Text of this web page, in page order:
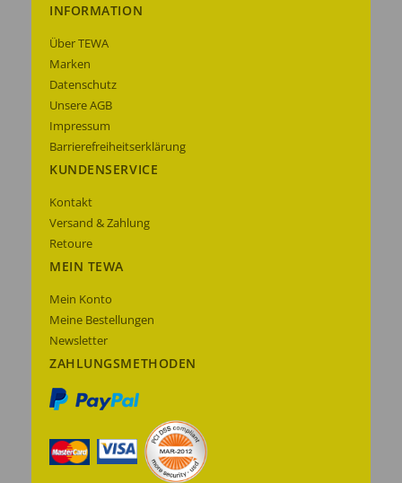
INFORMATION
Über TEWA
Marken
Datenschutz
Unsere AGB
Impressum
Barrierefreiheitserklärung
KUNDENSERVICE
Kontakt
Versand & Zahlung
Retoure
MEIN TEWA
Mein Konto
Meine Bestellungen
Newsletter
ZAHLUNGSMETHODEN